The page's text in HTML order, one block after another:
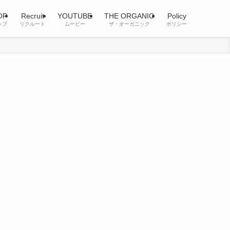
プ
Recruit
リクルート
YOUTUBE
ムービー
THE ORGANIC
ザ・オーガニック
Policy
ポリシー